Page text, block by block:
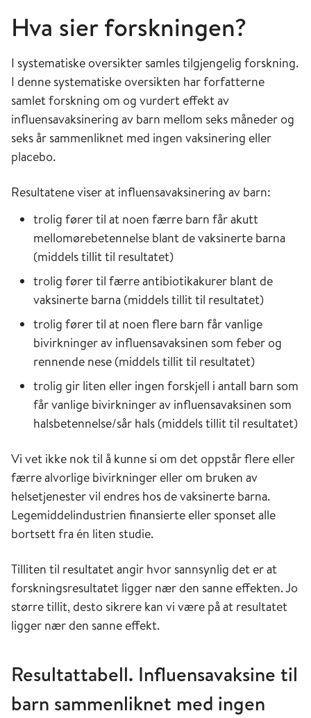
Hva sier forskningen?
I systematiske oversikter samles tilgjengelig forskning.
I denne systematiske oversikten har forfatterne
samlet forskning om og vurdert effekt av
influensavaksinering av barn mellom seks måneder og
seks år sammenliknet med ingen vaksinering eller
placebo.
Resultatene viser at influensavaksinering av barn:
trolig fører til at noen færre barn får akutt
mellomørebetennelse blant de vaksinerte barna
(middels tillit til resultatet)
trolig fører til færre antibiotikakurer blant de
vaksinerte barna (middels tillit til resultatet)
trolig fører til at noen flere barn får vanlige
bivirkninger av influensavaksinen som feber og
rennende nese (middels tillit til resultatet)
trolig gir liten eller ingen forskjell i antall barn som
får vanlige bivirkninger av influensavaksinen som
halsbetennelse/sår hals (middels tillit til resultatet)
Vi vet ikke nok til å kunne si om det oppstår flere eller
færre alvorlige bivirkninger eller om bruken av
helsetjenester vil endres hos de vaksinerte barna.
Legemiddelindustrien finansierte eller sponset alle
bortsett fra én liten studie.
Tilliten til resultatet angir hvor sannsynlig det er at
forskningsresultatet ligger nær den sanne effekten. Jo
større tillit, desto sikrere kan vi være på at resultatet
ligger nær den sanne effekt.
Resultattabell. Influensavaksine til
barn sammenliknet med ingen